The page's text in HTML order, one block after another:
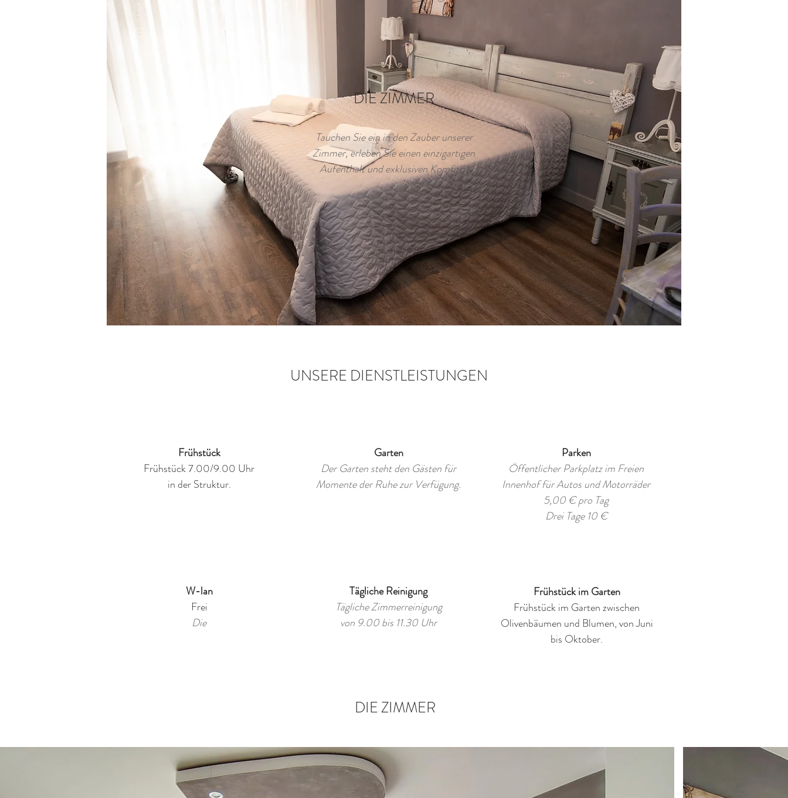
DIE ZIMMER
Tauchen Sie ein in den Zauber unserer
Zimmer, erleben Sie einen einzigartigen
Aufenthalt und exklusiven Komfort.
UNSERE DIENSTLEISTUNGEN
Frühstück
Frühstück 7.00/9.00 Uhr
in der Struktur.
W-lan
Frei
Die
Garten
Der Garten steht den Gästen für
Momente der Ruhe zur Verfügung.
Tägliche Reinigung
Tägliche Zimmerreinigung
von 9.00 bis 11.30 Uhr
Parken
Öffentlicher Parkplatz im Freien
Innenhof für Autos und Motorräder
5,00 € pro Tag
Drei Tage 10 €
Frühstück im Garten
Frühstück im Garten zwischen
Olivenbäumen und Blumen, von Juni
bis Oktober.
DIE ZIMMER